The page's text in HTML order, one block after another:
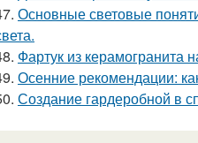
Основные световые
Фартук из керамогранита
Осенние рекомендации:
Создание гардеробной в